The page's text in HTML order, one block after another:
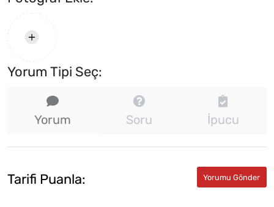
Yorum Tipi Seç:
Yorum Soru İpucu
Tarifi Puanla: